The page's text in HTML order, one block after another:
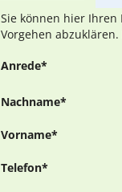
Sie können hier
Vorgehen
Anrede*
Nachname*
Vorname*
Telefon*